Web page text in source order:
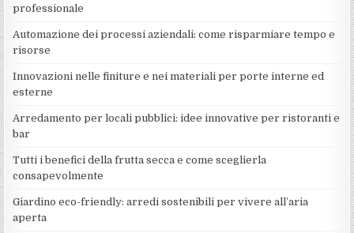
professionale
Automazione dei processi aziendali: come risparmiare tempo e
risorse
Innovazioni nelle finiture e nei materiali per porte interne ed
esterne
Arredamento per locali pubblici: idee innovative per ristoranti e
bar
Tutti i benefici della frutta secca e come sceglierla
consapevolmente
Giardino eco-friendly: arredi sostenibili per vivere all’aria
aperta